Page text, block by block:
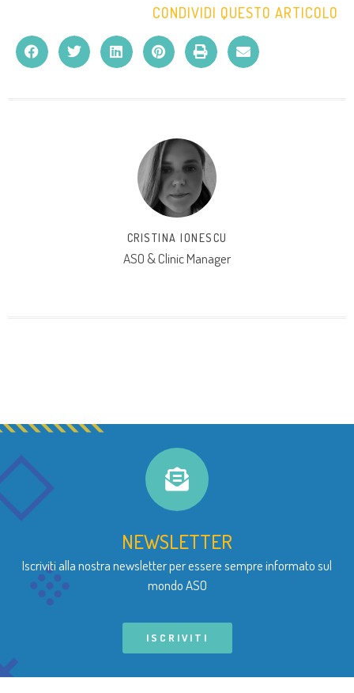
CONDIVIDI QUESTO ARTICOLO
CRISTINA IONESCU
ASO & Clinic Manager
NEWSLETTER
Iscriviti alla nostra newsletter per essere sempre informato sul
mondo ASO
ISCRIVITI